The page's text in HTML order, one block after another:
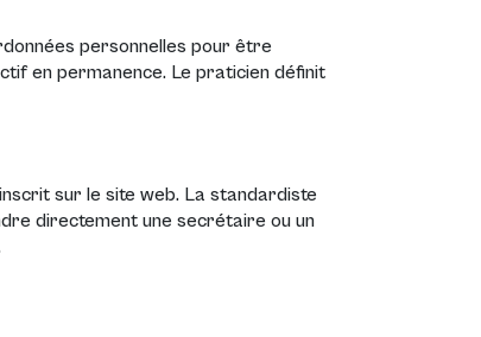
personnelles pour être
en permanence. Le praticien définit
sur le site web. La standardiste
directement une secrétaire ou un